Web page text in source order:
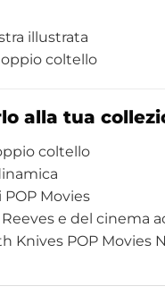
illustrata
coltello
alla tua
coltello
Movies
e del cinema
POP Movies